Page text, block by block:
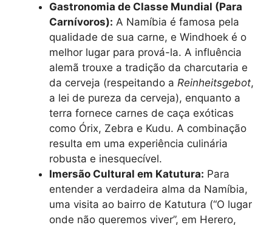
Gastronomia de Classe Mundial (Para
Carnívoros): A Namíbia é famosa pela
qualidade de sua carne, e Windhoek é o
melhor lugar para prová-la. A influência
alemã trouxe a tradição da charcutaria e
da cerveja (respeitando a Reinheitsgebot,
a lei de pureza da cerveja), enquanto a
terra fornece carnes de caça exóticas
como Órix, Zebra e Kudu. A combinação
resulta em uma experiência culinária
robusta e inesquecível.
Imersão Cultural em Katutura: Para
entender a verdadeira alma da Namíbia,
uma visita ao bairro de Katutura (“O lugar
onde não queremos viver”, em Herero,